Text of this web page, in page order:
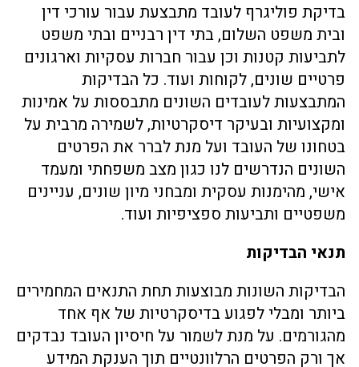
בדיקת פוליגרף לעובד מתבצעת עבור עורכי דין
ובית משפט השלום, בתי דין רבניים ובתי משפט
לתביעות קטנות וכן עבור חברות עסקיות וארגונים
פרטיים שונים, לקוחות ועוד. כל הבדיקות
המתבצעות לעובדים השונים מתבססות על אמינות
ומקצועיות ובעיקר דיסקרטיות, לשמירה מרבית על
בטחונו של העובד ועל מנת לברר את הפרטים
השונים הנדרשים לנו כגון מצב משפחתי ומעמד
אישי, מהימנות עסקית ומבחני מיון שונים, עניינים
משפטיים ותביעות ספציפיות ועוד.
תנאי הבדיקות
הבדיקות השונות מבוצעות תחת התנאים המחמירים
ביותר ומבלי לפגוע בדיסקרטיות של אף אחד
מהגורמים. על מנת לשמור על חיסיון העובד נבדקים
אך ורק הפרטים הרלוונטיים תוך הענקת המידע